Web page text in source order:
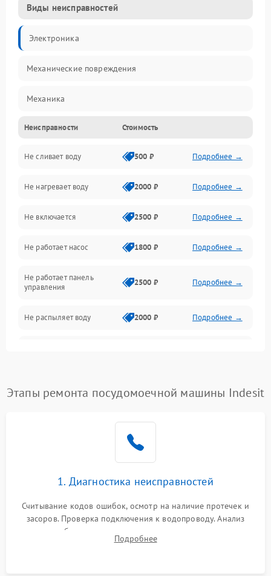
Виды неисправностей
Электроника
Механические повреждения
Механика
Управление
Электропитание
Датчики
Нагрев
Вода
Гигиена
Программное обеспечение
Неисправности Стоимость
Не сливает воду 500 ₽ Подробнее →
Не нагревает воду 2000 ₽ Подробнее →
Не включается 2500 ₽ Подробнее →
Не работает насос 1800 ₽ Подробнее →
Не работает панель
управления
2500 ₽ Подробнее →
Не распыляет воду 2000 ₽ Подробнее →
воды
1800 ₽ Подробнее →
Проблемы с
Этапы ремонта посудомоечной машины Indesit
1. Диагностика неисправностей
Считывание кодов ошибок, осмотр на наличие протечек и
засоров. Проверка подключения к водопроводу. Анализ
жалоб на отсутствие слива, нагрева, вращения
разбрызгивателей или срабатывание системы защиты
Подробнее